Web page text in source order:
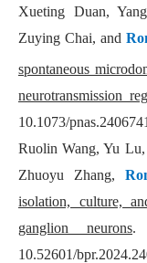
Xueting Duan,
Zuying Chai, and
spontaneous
neurotransmission
10.1073/
Ruolin Wang, Yu
Zhuoyu Zhang,
isolation, culture,
ganglion neurons.
10.52601/